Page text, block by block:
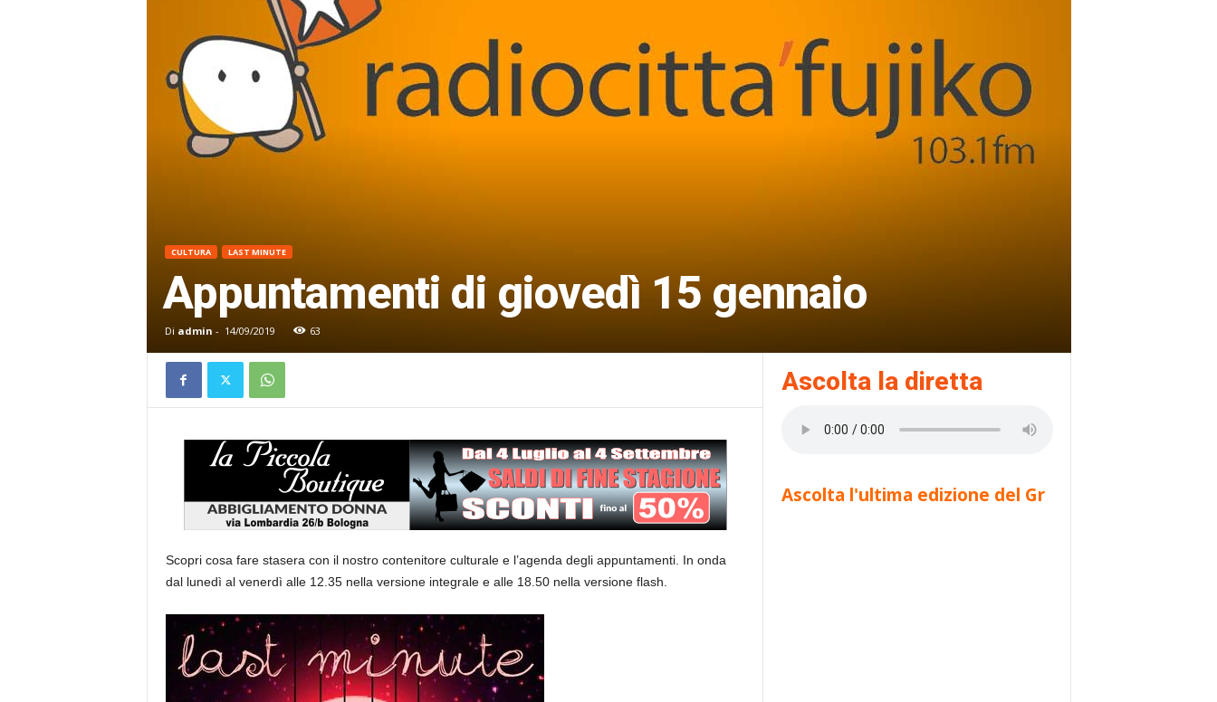
CULTURA LAST MINUTE
Appuntamenti di giovedì 15 gennaio
Di admin - 14/09/2019 63
Scopri cosa fare stasera con il nostro contenitore culturale e l’agenda degli appuntamenti. In onda
dal lunedì al venerdì alle 12.35 nella versione integrale e alle 18.50 nella versione flash.
Ascolta la diretta
Ascolta l'ultima edizione del Gr